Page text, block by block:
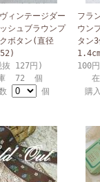
ィンテージダー
シュブラウンプ
ボタン(直径
抜 127円)
72 個
個
フラ
ウン
タン
100
購